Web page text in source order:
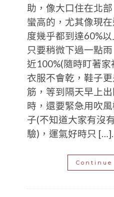
助，像大口住在北
蠻高的，尤其像現
度幾乎都到達60%
只要稍微下過一點
近100%(隨時盯著
衣服不會乾，鞋子
筋，等到隔天早上
時，還要緊急用吹
子(不知道大家有沒
驗)，運氣好時只
Continue